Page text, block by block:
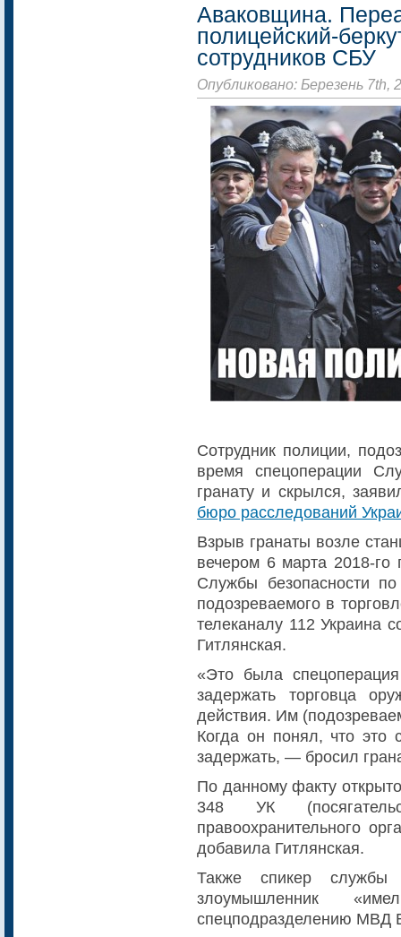
Аваковщина.
полицейский-
сотрудников СБУ
Опубликовано: Березень 7th,
Сотрудник полиции,
время спецоперации
гранату и скрылся,
бюро расследований
Взрыв гранаты возле
вечером 6 марта 2018-
Службы безопасности
подозреваемого в
телеканалу 112 Украина
Гитлянская.
«Это была
задержать торговца
действия. Им
Когда он понял, что это
задержать, — бросил
По данному факту
348 УК
правоохранительного
добавила Гитлянская.
Также спикер службы
злоумышленник
спецподразделению МВД